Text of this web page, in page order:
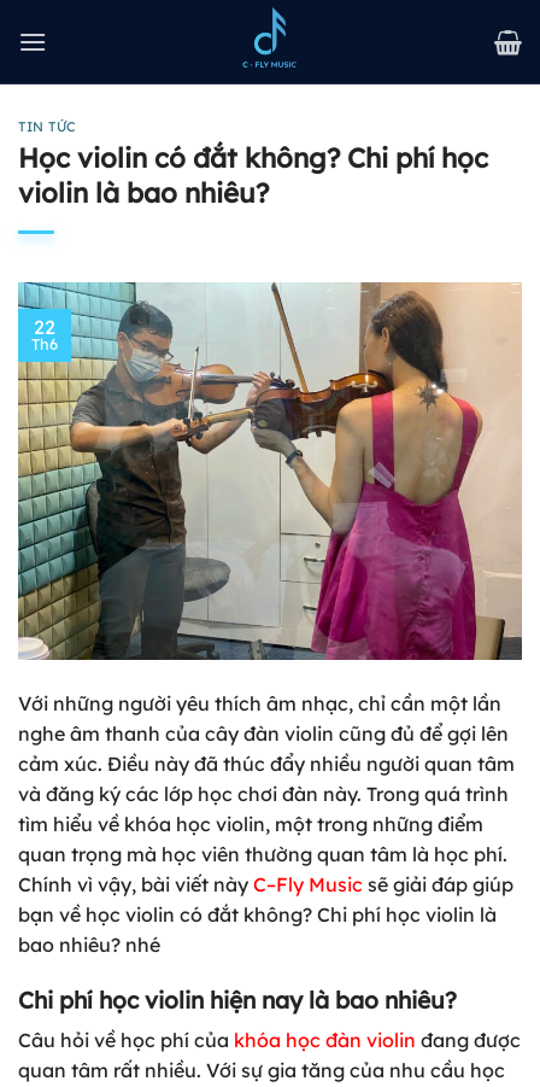
qua
TIN TỨC
Học violin có đắt không? Chi phí học
violin là bao nhiêu?
22
Th6
Với những người yêu thích âm nhạc, chỉ cần một lần
nghe âm thanh của cây đàn violin cũng đủ để gợi lên
cảm xúc. Điều này đã thúc đẩy nhiều người quan tâm
và đăng ký các lớp học chơi đàn này. Trong quá trình
tìm hiểu về khóa học violin, một trong những điểm
quan trọng mà học viên thường quan tâm là học phí.
Chính vì vậy, bài viết này C–Fly Music sẽ giải đáp giúp
bạn về học violin có đắt không? Chi phí học violin là
bao nhiêu? nhé
Chi phí học violin hiện nay là bao nhiêu?
Câu hỏi về học phí của khóa học đàn violin đang được
quan tâm rất nhiều. Với sự gia tăng của nhu cầu học